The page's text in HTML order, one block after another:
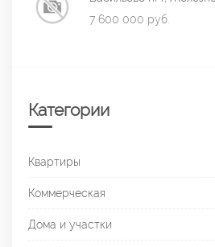
7 600 000 руб.
Категории
Квартиры
Коммерческая
Дома и участки